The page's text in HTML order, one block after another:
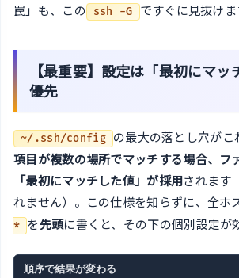
罠」も、この
ssh -G ですぐに見抜けま
【最重要】設定は「最初にマッ
優先
~/.ssh/config の最大の落とし穴がこ
項目が複数の場所でマッチする場合、フ
「最初にマッチした値」が採用されます
れません）。この仕様を知らずに、全ホ
*
を先頭に書くと、その下の個別設定が
順序で結果が変わる